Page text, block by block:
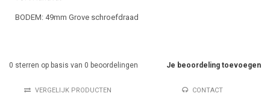
BODEM: 49mm Grove schroefdraad
Je beoordeling toevoegen
0 sterren op basis van 0 beoordelingen
VERGELIJK PRODUCTEN CONTACT